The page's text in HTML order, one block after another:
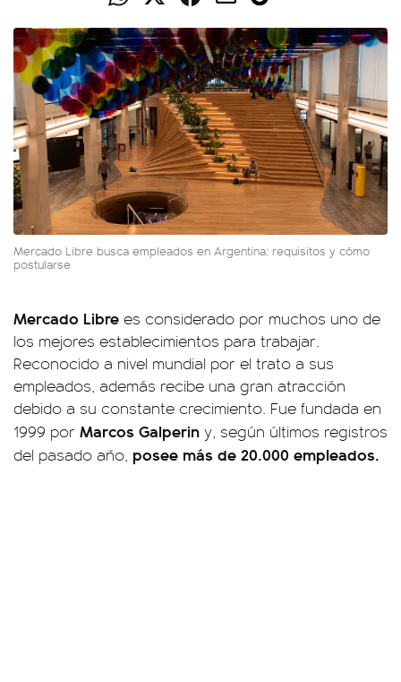
Mercado Libre busca empleados en Argentina: requisitos y cómo
postularse
Mercado Libre es considerado por muchos uno de
los mejores establecimientos para trabajar.
Reconocido a nivel mundial por el trato a sus
empleados, además recibe una gran atracción
debido a su constante crecimiento. Fue fundada en
1999 por Marcos Galperin y, según últimos registros
del pasado año, posee más de 20.000 empleados.